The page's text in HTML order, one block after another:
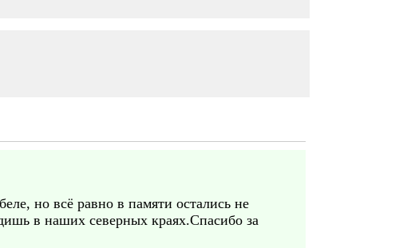
но всё равно в памяти остались не
в наших северных краях.Спасибо за